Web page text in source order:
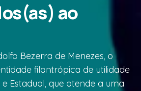
ao
Bezerra de Menezes, o
filantrópica de utilidade
Estadual, que atende a uma